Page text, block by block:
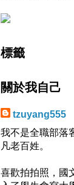
標籤
關於我自己
tzuyang555
我不是全職部落
凡老百姓。
喜歡拍拍照，國